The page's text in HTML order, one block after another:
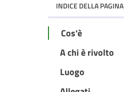
INDICE DELLA PAGINA
Cos'è
A chi è rivolto
Luogo